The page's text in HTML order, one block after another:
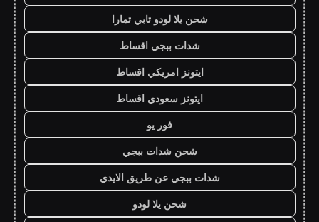
شحن يلا لودو تابي تمارا
شدات ببجي اقساط
ايتونز امريكي اقساط
ايتونز سعودي اقساط
فور يو
شحن شدات ببجي
شدات ببجي عن طريق الايدي
شحن يلا لودو